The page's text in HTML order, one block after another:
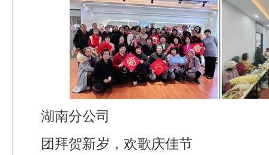
湖南分公司
团拜贺新岁，欢歌庆佳节